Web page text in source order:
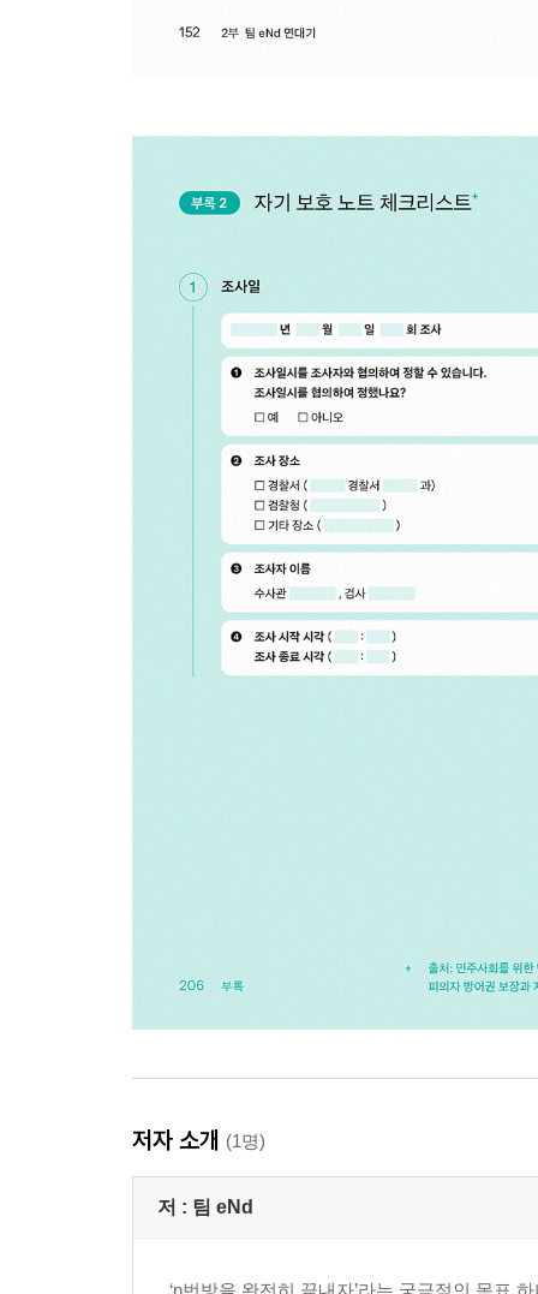
저자 소개 (1명)
저 : 팀 eNd
‘n번방을 완전히 끝내자’라는 궁극적인 목표